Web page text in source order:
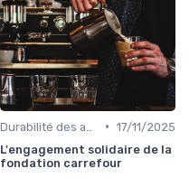
• 17/11/2025
L'engagement solidaire de la
fondation carrefour